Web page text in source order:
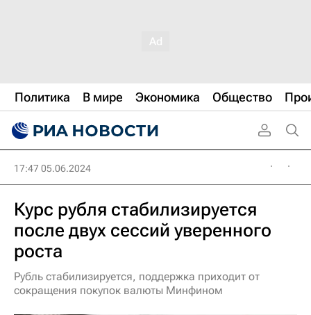
Политика В мире Экономика Общество
17:47 05.06.2024
Курс рубля стабилизируется
после двух сессий уверенного
роста
Рубль стабилизируется, поддержка приходит от
сокращения покупок валюты Минфином